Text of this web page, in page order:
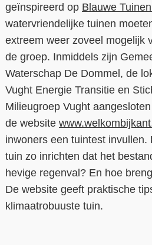
geïnspireerd op Blauwe
watervriendelijke tuinen
extreem weer zoveel mogelijk
de groep. Inmiddels zijn
Waterschap De Dommel, de
Vught Energie Transitie en
Milieugroep Vught
de website
inwoners een tuintest invullen.
tuin zo inrichten dat het
hevige regenval? En hoe
De website geeft praktische
klimaatrobuuste tuin.